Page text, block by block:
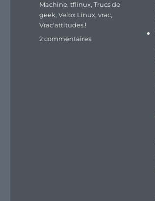
Machine,tflinux,Trucs de
geek,Velox Linux,vrac,
Vrac'attitudes !
2 commentairessur